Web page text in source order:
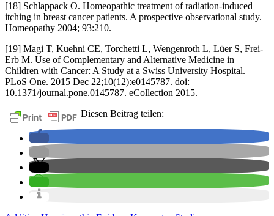
[18] Schlappack O. Homeopathic treatment of radiation-induced
itching in breast cancer patients. A prospective observational study.
Homeopathy 2004; 93:210.
[19] Magi T, Kuehni CE, Torchetti L, Wengenroth L, Lüer S, Frei-
Erb M. Use of Complementary and Alternative Medicine in
Children with Cancer: A Study at a Swiss University Hospital.
PLoS One. 2015 Dec 22;10(12):e0145787. doi:
10.1371/journal.pone.0145787. eCollection 2015.
Diesen Beitrag teilen: